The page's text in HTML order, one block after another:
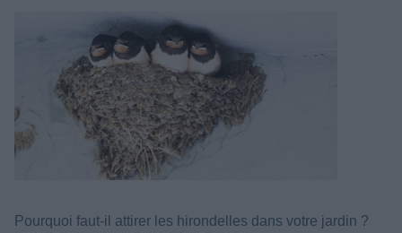
Pourquoi faut-il attirer les hirondelles dans votre jardin ?